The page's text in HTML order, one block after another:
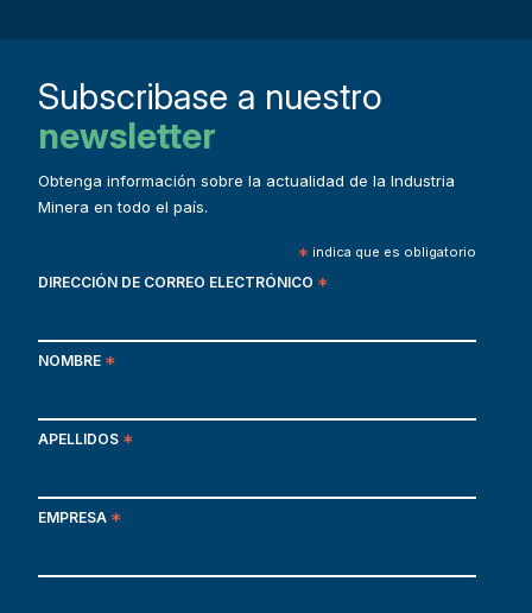
Subscribase a nuestro
newsletter
Obtenga información sobre la actualidad de la Industria
Minera en todo el país.
* indica que es obligatorio
DIRECCIÓN DE CORREO ELECTRÓNICO *
NOMBRE *
APELLIDOS *
EMPRESA *